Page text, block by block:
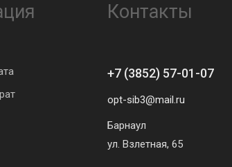
Контакты
+7 (3852) 57-01-07
opt-sib3@mail.ru
Барнаул
ул. Взлетная, 65